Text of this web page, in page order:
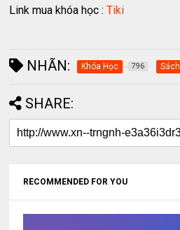
Link mua khóa học :Tiki
NHÃN: Khóa Học 796 Sách
SHARE:
RECOMMENDED FOR YOU